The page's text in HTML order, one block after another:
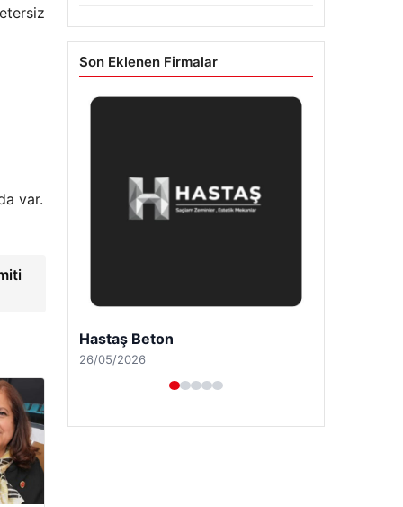
var.
Son Eklenen Firmalar
Enes Kaplan Avukatlık Bürosu
28/04/2026